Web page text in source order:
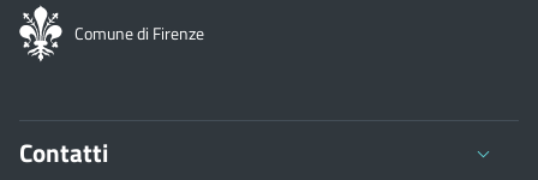
Comune di Firenze
Contatti